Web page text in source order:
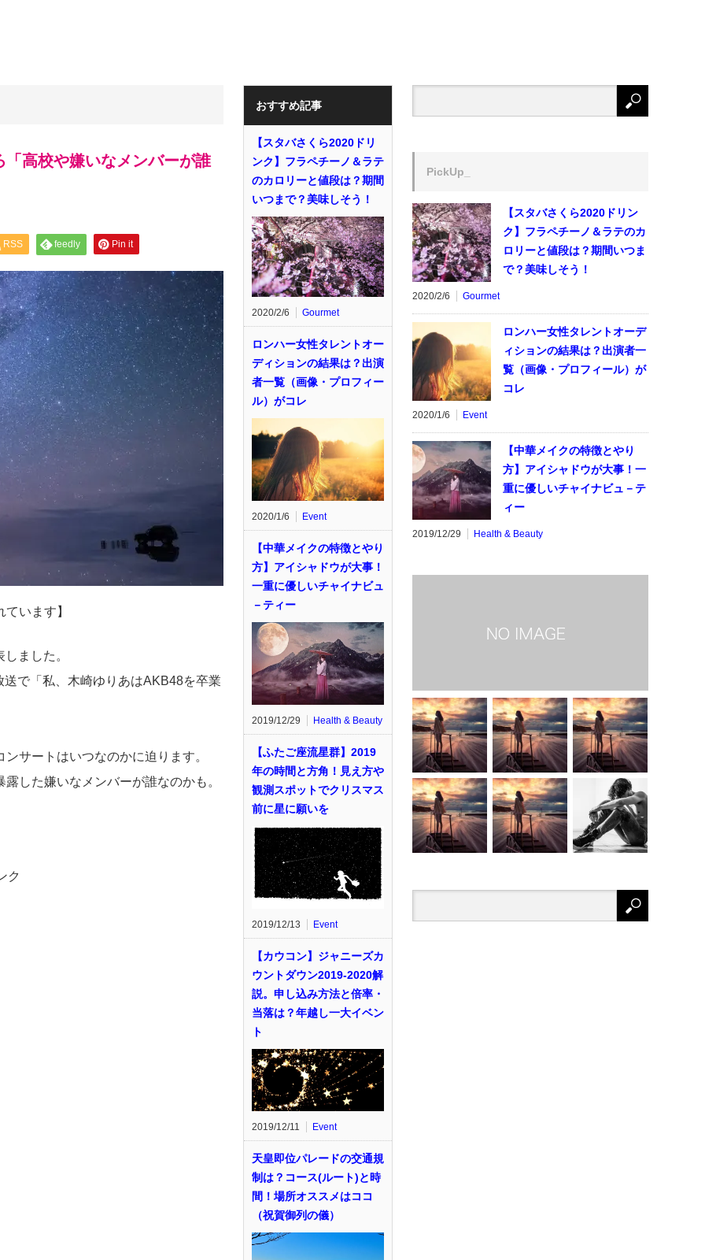
高校や嫌いなメンバーが誰
RSS feedly Pin it
います】
ました。
で「私、木崎ゆりあはAKB48を卒業
サートはいつなのかに迫ります。
した嫌いなメンバーが誰なのかも。
ク
おすすめ記事
【スタバさくら2020ドリ
ンク】フラペチーノ＆ラテ
のカロリーと値段は？期間
いつまで？美味しそう！
2020/2/6 Gourmet
ロンハー女性タレントオー
ディションの結果は？出演
者一覧（画像・プロフィー
ル）がコレ
2020/1/6 Event
【中華メイクの特徴とやり
方】アイシャドウが大事！
一重に優しいチャイナビュ
－ティー
2019/12/29 Health & Beauty
【ふたご座流星群】2019
年の時間と方角！見え方や
観測スポットでクリスマス
前に星に願いを
2019/12/13 Event
【カウコン】ジャニーズカ
ウントダウン2019-2020解
説。申し込み方法と倍率・
当落は？年越し一大イベン
ト
2019/12/11 Event
天皇即位パレードの交通規
制は？コース(ルート)と時
間！場所オススメはココ
（祝賀御列の儀）
PickUp_
【スタバさくら2020ドリン
ク】フラペチーノ＆ラテのカ
ロリーと値段は？期間いつま
で？美味しそう！
2020/2/6 Gourmet
ロンハー女性タレントオーデ
ィションの結果は？出演者一
覧（画像・プロフィール）が
コレ
2020/1/6 Event
【中華メイクの特徴とやり
方】アイシャドウが大事！一
重に優しいチャイナビュ－テ
ィー
2019/12/29 Health & Beauty